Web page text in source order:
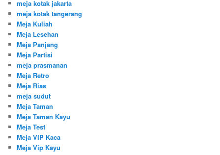
meja kotak jakarta
meja kotak tangerang
Meja Kuliah
Meja Lesehan
Meja Panjang
Meja Partisi
meja prasmanan
Meja Retro
Meja Rias
meja sudut
Meja Taman
Meja Taman Kayu
Meja Test
Meja VIP Kaca
Meja Vip Kayu